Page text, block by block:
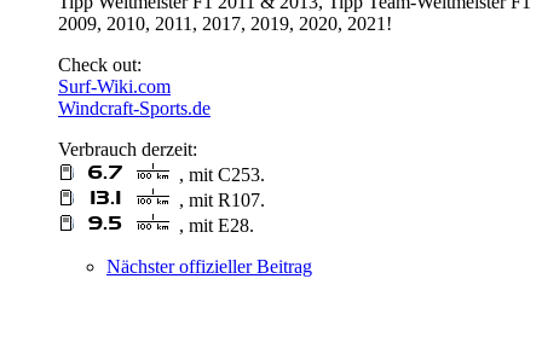
2009, 2010, 2011, 2017, 2019, 2020, 2021!
Check out:
Surf-Wiki.com
Windcraft-Sports.de
Verbrauch derzeit:
, mit C253.
, mit R107.
, mit E28.
Nächster offizieller Beitrag